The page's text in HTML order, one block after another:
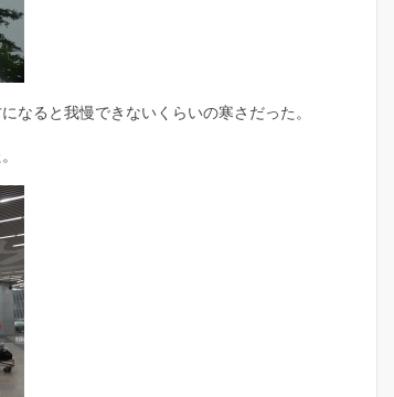
なると我慢できないくらいの寒さだった。